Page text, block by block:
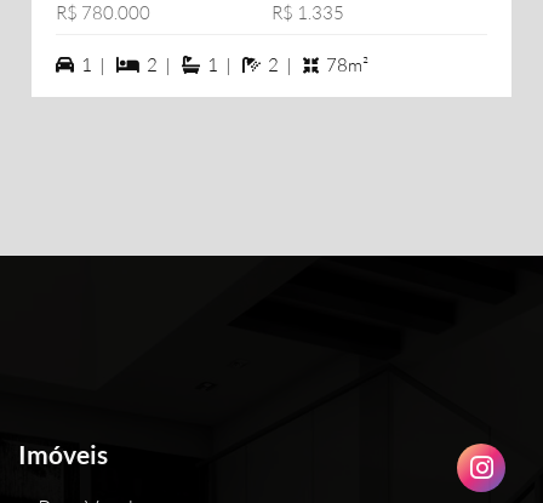
R$ 780.000 R$ 1.335
1 vagas na garagem
1 | 2 dormiórios
2 | 1 suítes
1 | 2 banheiros
2 | 78m²
Imóveis